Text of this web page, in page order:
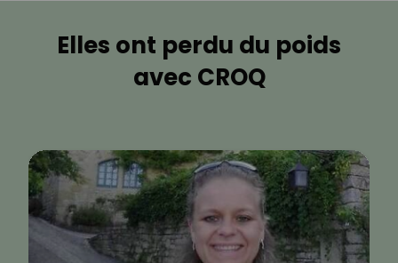
Elles ont perdu du poids
avec CROQ